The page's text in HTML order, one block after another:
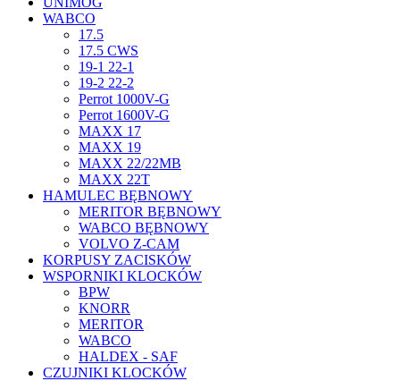
WABCO
17.5
17.5 CWS
19-1 22-1
19-2 22-2
Perrot 1000V-G
Perrot 1600V-G
MAXX 17
MAXX 19
MAXX 22/22MB
MAXX 22T
HAMULEC BĘBNOWY
MERITOR BĘBNOWY
WABCO BĘBNOWY
VOLVO Z-CAM
KORPUSY ZACISKÓW
WSPORNIKI KLOCKÓW
BPW
KNORR
MERITOR
WABCO
HALDEX - SAF
CZUJNIKI KLOCKÓW